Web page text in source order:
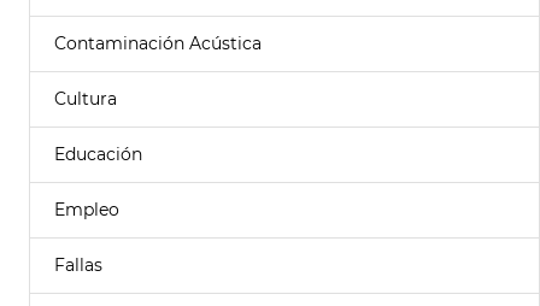
Contaminación Acústica
Cultura
Educación
Empleo
Fallas